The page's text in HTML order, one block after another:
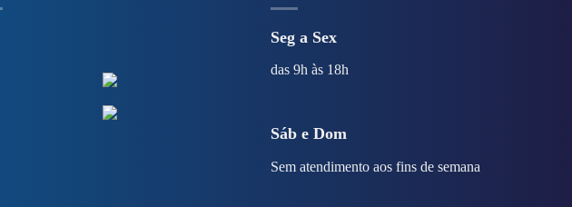
Seg a Sex
das 9h às 18h
Sáb e Dom
Sem atendimento aos fins de semana